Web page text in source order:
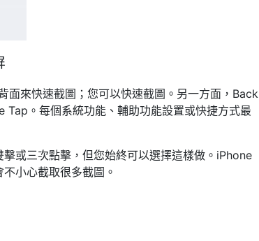
面來快速截圖；您可以快速截圖。另一方面，Back
。每個系統功能、輔助功能設置或快捷方式最
或三次點擊，但您始終可以選擇這樣做。iPhone
小心截取很多截圖。